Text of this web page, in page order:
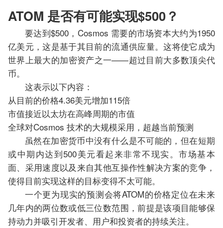
ATOM 是否有可能实现$500？
要达到$500，Cosmos 需要的市场资本大约为1950
亿美元，这是基于其目前的流通供应量。这将使它成为
世界上最大的加密资产之一——超过目前大多数顶尖代
币。
这表示以下内容：
从目前的价格4.36美元增加115倍
市值接近以太坊在高峰周期的市值
全球对Cosmos 技术的大规模采用，超越当前预测
虽然在加密货币中没有什么是不可能的，但在短期
或中期内达到500美元看起来非常不现实。市场基本
面、采用速度以及来自其他互操作性解决方案的竞争，
使得目前实现这样的目标变得不太可能。
一个更为现实的预测会将ATOM的价格定位在未来
几年内的两位数或低三位数范围，前提是该项目能够保
持动力并吸引开发者、用户和投资者的持续关注。